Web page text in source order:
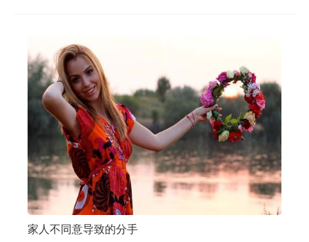
家人不同意导致的分手